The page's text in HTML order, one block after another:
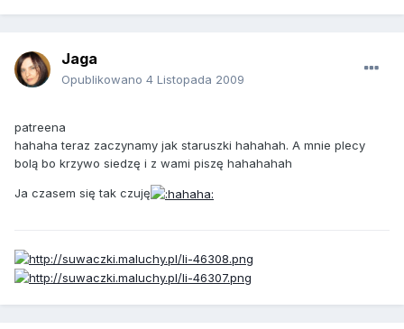
Jaga
Opublikowano 4 Listopada 2009
patreena
hahaha teraz zaczynamy jak staruszki hahahah. A mnie plecy
bolą bo krzywo siedzę i z wami piszę hahahahah
Ja czasem się tak czuję